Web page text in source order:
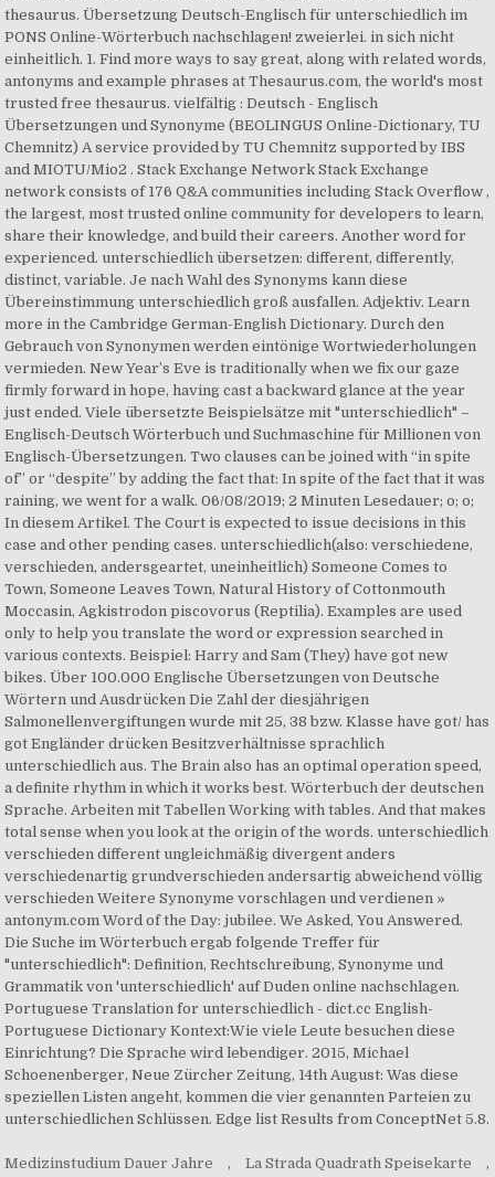
Medizinstudium Dauer Jahre , La Strada Quadrath Speisekarte ,